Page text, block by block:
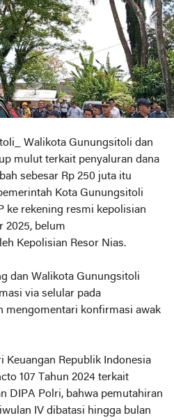
Walikota Gunungsitoli dan
mulut terkait penyaluran dana
sebesar Rp 250 juta itu
Kota Gunungsitoli
ke rekening resmi kepolisian
2025, belum
Kepolisian Resor Nias.
dan Walikota Gunungsitoli
via selular pada
mengomentari konfirmasi awak
Keuangan Republik Indonesia
107 Tahun 2024 terkait
DIPA Polri, bahwa pemutahiran
IV dibatasi hingga bulan